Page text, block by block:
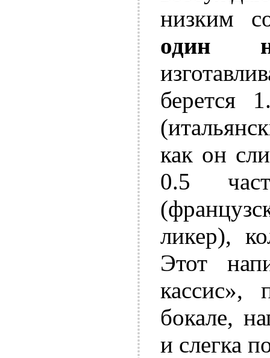
низким
один
берется
как он
0.5
ликер),
Этот
кассис»,
бокале,
и слегка